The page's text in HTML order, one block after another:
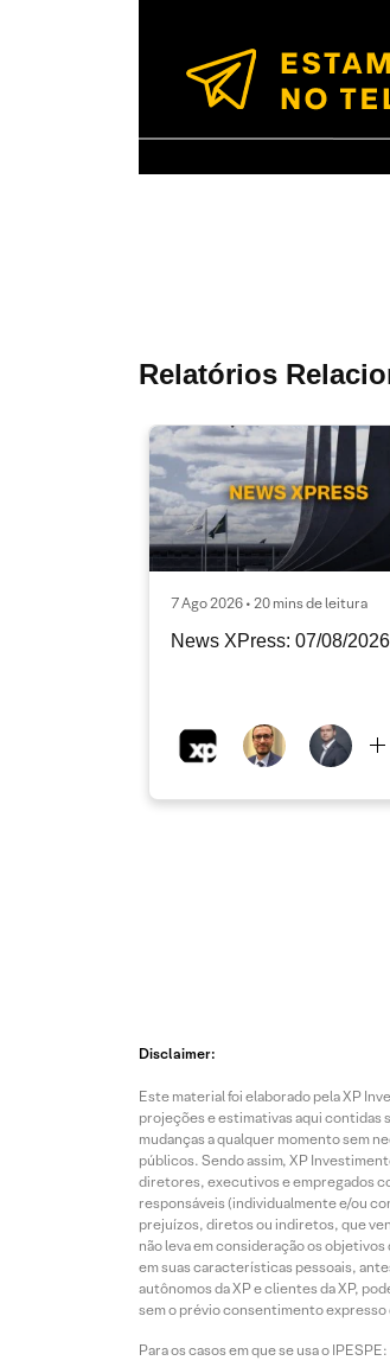
Relatórios
7 Ago 2026 • 20 mins de leitura
News XPress: 07/08/2026
Disclaimer:
Este material foi elaborado pela XP
projeções e estimativas aqui contidas
mudanças a qualquer momento sem
públicos. Sendo assim, XP
diretores, executivos e empregados
responsáveis (individualmente e/ou
prejuízos, diretos ou indiretos, que
não leva em consideração os
em suas características pessoais,
autônomos da XP e clientes da XP,
sem o prévio consentimento expresso
Para os casos em que se usa o IPESPE: